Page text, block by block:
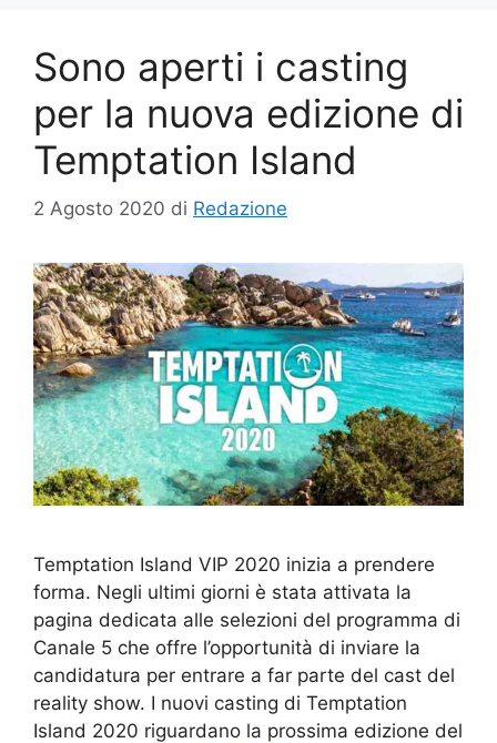
Sono aperti i casting
per la nuova edizione di
Temptation Island
2 Agosto 2020 di Redazione
Temptation Island VIP 2020 inizia a prendere
forma. Negli ultimi giorni è stata attivata la
pagina dedicata alle selezioni del programma di
Canale 5 che offre l’opportunità di inviare la
candidatura per entrare a far parte del cast del
reality show. I nuovi casting di Temptation
Island 2020 riguardano la prossima edizione del